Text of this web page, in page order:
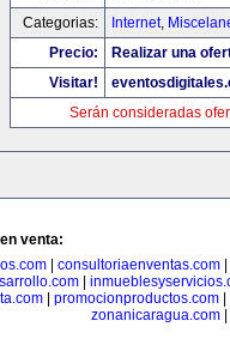
Categorias:
Internet,
Precio:
Realizar una
Visitar!
Serán consideradas
venta:
consultoriaenventas.com
| promocionproductos.com|
zonanicaragua.com